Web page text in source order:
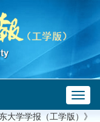
大学学报（工学版）》